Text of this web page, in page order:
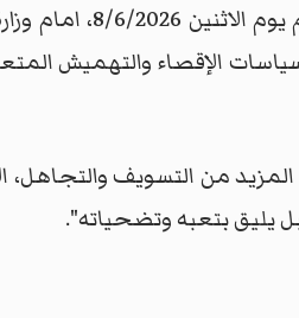
وكذلك أعلنت تنسيقية خريجي المهن الطبية والصحية والتمريضية
الإقصاء والتهميش
من التسويف والتجاهل،
يليق بتعبه وتضحياته".